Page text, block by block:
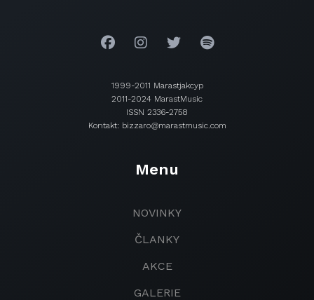
1999-2011 Marastjakcyp
2011-2024 MarastMusic
ISSN 2336-2758
Kontakt: bizzaro@marastmusic.com
Menu
NOVINKY
ČLANKY
AKCE
GALERIE